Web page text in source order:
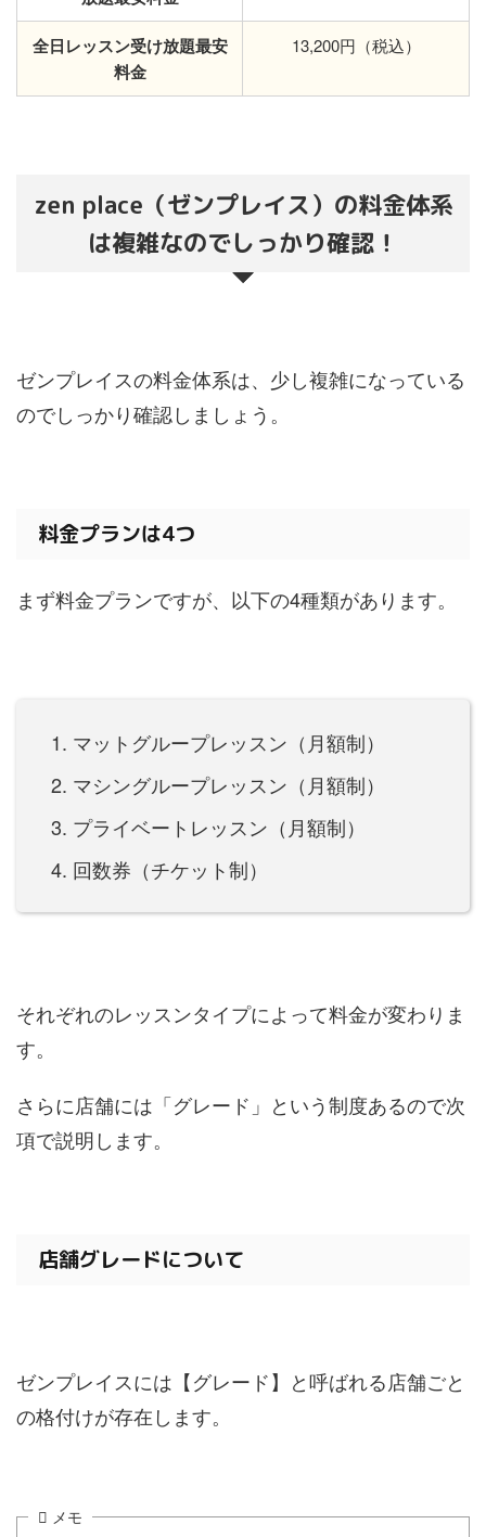
全日レッスン受け放題最安
料金
13,200円（税込）
zen place（ゼンプレイス）の料金体系
は複雑なのでしっかり確認！
ゼンプレイスの料金体系は、少し複雑になっている
のでしっかり確認しましょう。
料金プランは4つ
まず料金プランですが、以下の4種類があります。
マットグループレッスン（月額制）
マシングループレッスン（月額制）
プライベートレッスン（月額制）
回数券（チケット制）
それぞれのレッスンタイプによって料金が変わりま
す。
さらに店舗には「グレード」という制度あるので次
項で説明します。
店舗グレードについて
ゼンプレイスには【グレード】と呼ばれる店舗ごと
の格付けが存在します。
メモ